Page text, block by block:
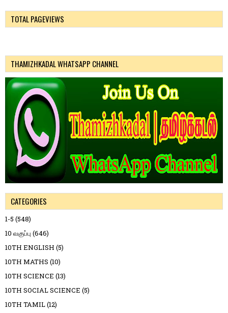
TOTAL PAGEVIEWS
THAMIZHKADAL WHATSAPP CHANNEL
CATEGORIES
1-5 (548)
10 வகுப்பு (646)
10TH ENGLISH (5)
10TH MATHS (10)
10TH SCIENCE (13)
10TH SOCIAL SCIENCE (5)
10TH TAMIL(12)